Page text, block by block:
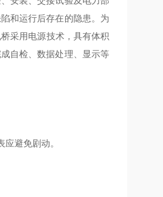
和运行后存在的隐患。为
采用电源技术，具有体积
自检、数据处理、显示等
避免剧动。